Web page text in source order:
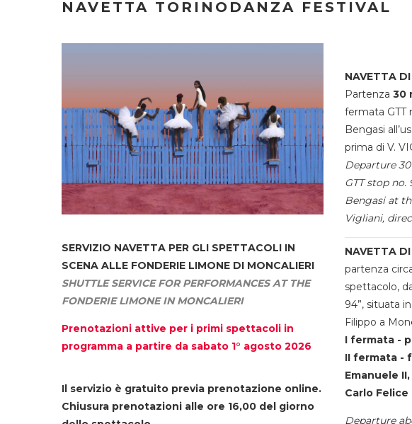
NAVETTA TORINODANZA FESTIVAL
SERVIZIO NAVETTA PER GLI SPETTACOLI IN
SCENA ALLE FONDERIE LIMONE DI MONCALIERI
SHUTTLE SERVICE FOR PERFORMANCES AT THE
FONDERIE LIMONE IN MONCALIERI
Prenotazioni attive per i primi spettacoli in
programma a partire da sabato 1° agosto 2026
Il servizio è gratuito previa prenotazione online.
Chiusura prenotazioni alle ore 16,00 del giorno
NAVETTA
Partenza 30
fermata GTT
Bengasi
prima di V.
Departure
GTT stop no.
Bengasi at
Vigliani,
NAVETTA
partenza
spettacolo,
94”, situata
Filippo a
I fermata -
II fermata -
Emanuele
Carlo Felice
Departure